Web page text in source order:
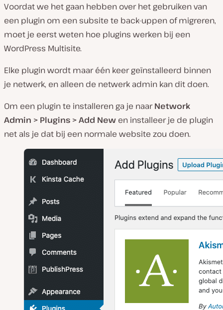
Voordat we het gaan hebben over het gebruiken van
een plugin om een subsite te back-uppen of migreren,
moet je eerst weten hoe plugins werken bij een
WordPress Multisite.
Elke plugin wordt maar één keer geïnstalleerd binnen
je netwerk, en alleen de netwerk admin kan dit doen.
Om een plugin te installeren ga je naarNetwork
Admin > Plugins > Add New en installeer je de plugin
net als je dat bij een normale website zou doen.